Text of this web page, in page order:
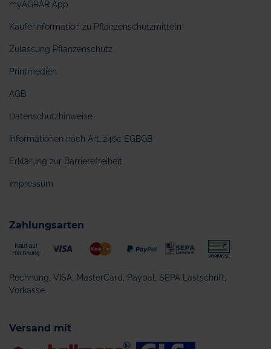
myAGRAR App
Käuferinformation zu Pflanzenschutzmitteln
Zulassung Pflanzenschutz
Printmedien
AGB
Datenschutzhinweise
Informationen nach Art. 246c EGBGB
Erklärung zur Barrierefreiheit
Impressum
Zahlungsarten
Rechnung, VISA, MasterCard, Paypal, SEPA Lastschrift,
Vorkasse
Versand mit